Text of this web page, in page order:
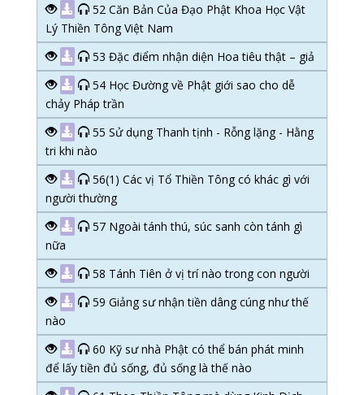
52 Căn Bản Của Đạo Phật Khoa Học Vật
Lý Thiền Tông Việt Nam
53 Đặc điểm nhận diện Hoa tiêu thật – giả
54 Học Đường về Phật giới sao cho dễ
chảy Pháp trần
55 Sử dụng Thanh tịnh - Rỗng lặng - Hằng
tri khi nào
56(1) Các vị Tổ Thiền Tông có khác gì với
người thường
57 Ngoài tánh thú, súc sanh còn tánh gì
nữa
58 Tánh Tiên ở vị trí nào trong con người
59 Giảng sư nhận tiền dâng cúng như thế
nào
60 Kỹ sư nhà Phật có thể bán phát minh
để lấy tiền đủ sống, đủ sống là thế nào